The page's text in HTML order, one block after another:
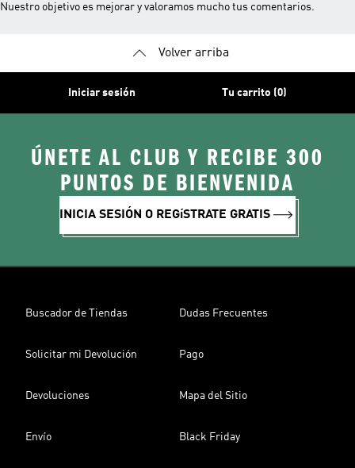
Nuestro objetivo es mejorar y valoramos mucho tus comentarios.
Volver arriba
Iniciar sesión Tu carrito (0)
ÚNETE AL CLUB Y RECIBE 300
PUNTOS DE BIENVENIDA
INICIA SESIÓN O REGíSTRATE GRATIS
Buscador de Tiendas Dudas Frecuentes
Solicitar mi Devolución Pago
Devoluciones Mapa del Sitio
Envío Black Friday